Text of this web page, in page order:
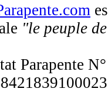
"le peuple
Parapente